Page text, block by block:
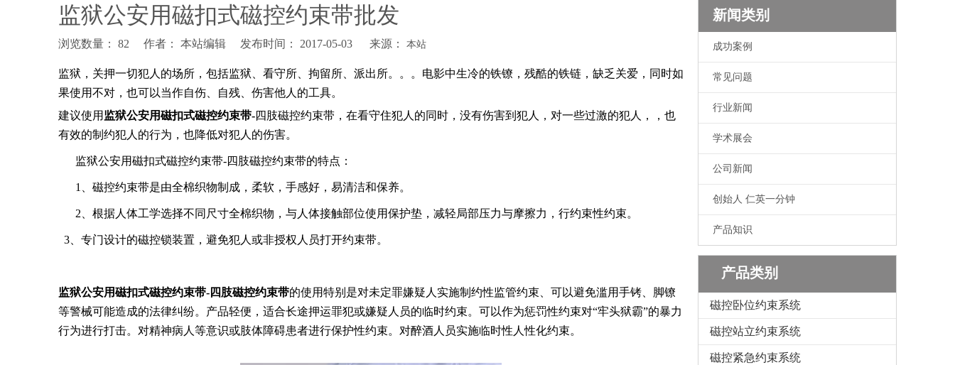
监狱公安用磁扣式磁控约束带批发
浏览数量： 82 作者： 本站编辑 发布时间： 2017-05-03 来源： 本站
["wechat","weibo","qzone","douban","email"]
监狱，关押一切犯人的场所，包括监狱、看守所、拘留所、派出所。。。电影中生冷的铁镣，残酷的铁链，缺乏关爱，同时如
果使用不对，也可以当作自伤、自残、伤害他人的工具。
建议使用 监狱公安用磁扣式磁控约束带-四肢磁控约束带，在看守住犯人的同时，没有伤害到犯人，对一些过激的犯人，，也
有效的制约犯人的行为，也降低对犯人的伤害。
监狱公安用磁扣式磁控约束带-四肢磁控约束带的特点：
1、磁控约束带是由全棉织物制成，柔软，手感好，易清洁和保养。
2、根据人体工学选择不同尺寸全棉织物，与人体接触部位使用保护垫，减轻局部压力与摩擦力，行约束性约束。
3、专门设计的磁控锁装置，避免犯人或非授权人员打开约束带。
监狱公安用磁扣式磁控约束带-四肢磁控约束带的使用特别是对未定罪嫌疑人实施制约性监管约束、可以避免滥用手铐、脚镣
等警械可能造成的法律纠纷。产品轻便，适合长途押运罪犯或嫌疑人员的临时约束。可以作为惩罚性约束对“牢头狱霸”的暴力
行为进行打击。对精神病人等意识或肢体障碍患者进行保护性约束。对醉酒人员实施临时性人性化约束。
新闻类别
成功案例
常见问题
行业新闻
学术展会
公司新闻
创始人 仁英一分钟
产品知识
产品类别
磁控卧位约束系统
磁控站立约束系统
磁控紧急约束系统